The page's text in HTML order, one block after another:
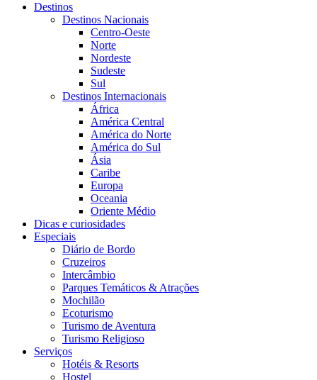
Destinos
Destinos Nacionais
Centro-Oeste
Norte
Nordeste
Sudeste
Sul
Destinos Internacionais
África
América Central
América do Norte
América do Sul
Ásia
Caribe
Europa
Oceania
Oriente Médio
Dicas e curiosidades
Especiais
Diário de Bordo
Cruzeiros
Intercâmbio
Parques Temáticos & Atrações
Mochilão
Ecoturismo
Turismo de Aventura
Turismo Religioso
Serviços
Hotéis & Resorts
Hostel